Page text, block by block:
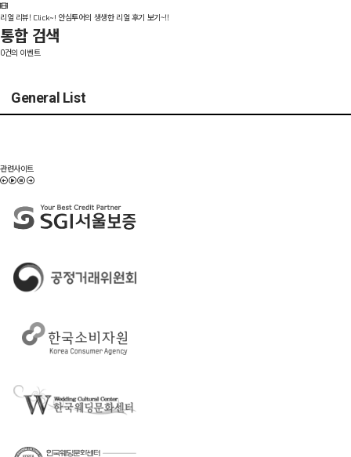
리얼 리뷰! Click~! 안심투어의 생생한 리얼 후기 보기~!!
통합 검색
0건의 이벤트
General List
관련사이트